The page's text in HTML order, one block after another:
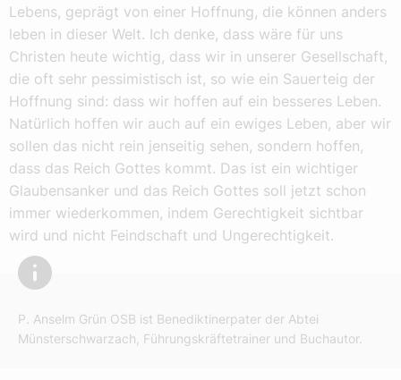
Lebens, geprägt von einer Hoffnung, die können anders
leben in dieser Welt. Ich denke, dass wäre für uns
Christen heute wichtig, dass wir in unserer Gesellschaft,
die oft sehr pessimistisch ist, so wie ein Sauerteig der
Hoffnung sind: dass wir hoffen auf ein besseres Leben.
Natürlich hoffen wir auch auf ein ewiges Leben, aber wir
sollen das nicht rein jenseitig sehen, sondern hoffen,
dass das Reich Gottes kommt. Das ist ein wichtiger
Glaubensanker und das Reich Gottes soll jetzt schon
immer wiederkommen, indem Gerechtigkeit sichtbar
wird und nicht Feindschaft und Ungerechtigkeit.
P. Anselm Grün OSB ist Benediktinerpater der Abtei
Münsterschwarzach, Führungskräftetrainer und Buchautor.